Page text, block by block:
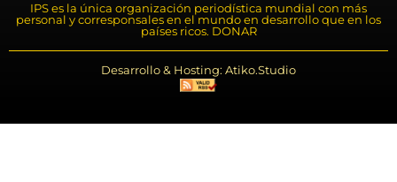
IPS es la única organización periodística mundial con más
personal y corresponsales en el mundo en desarrollo que en los
países ricos. DONAR
Desarrollo & Hosting: Atiko.Studio